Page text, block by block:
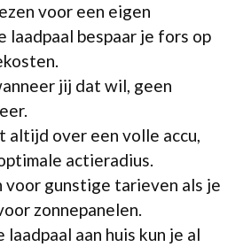
voor een eigen
laadpaal bespaar je fors op
jij dat wil, geen
altijd over een volle accu,
actieradius.
voor gunstige tarieven als je
zonnepanelen.
laadpaal aan huis kun je al